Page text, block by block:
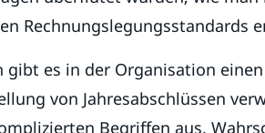
Rechnungslegungsstandards
gibt es in der Organisation
von Jahresabschlüssen
Begriffen aus.